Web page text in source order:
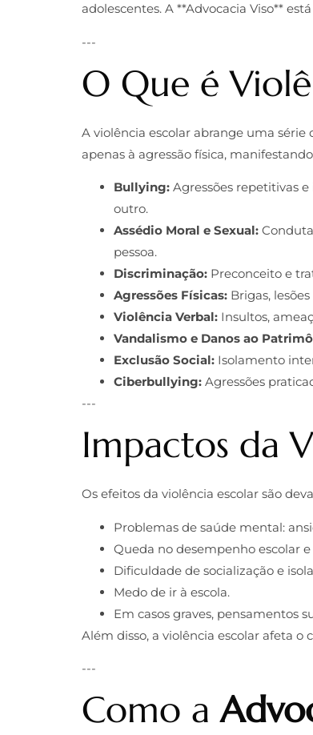
adolescentes. A **Advocacia Viso**
---
O Que é
A violência escolar abrange uma
apenas à agressão física,
Bullying: Agressões repetitivas
outro.
Assédio Moral e Sexual:
pessoa.
Discriminação: Preconceito e
Agressões Físicas: Brigas,
Violência Verbal: Insultos,
Vandalismo e Danos ao
Exclusão Social: Isolamento
Ciberbullying: Agressões
---
Impactos da
Os efeitos da violência escolar são
Problemas de saúde mental:
Queda no desempenho escolar e
Dificuldade de socialização e
Medo de ir à escola.
Em casos graves, pensamentos
Além disso, a violência escolar afeta
---
Como a